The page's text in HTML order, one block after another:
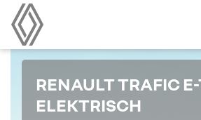
RENAULT TRAFIC
ELEKTRISCH